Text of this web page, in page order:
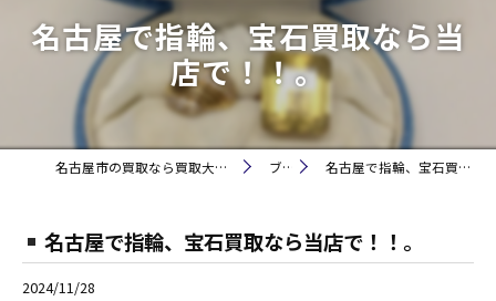
名古屋で指輪、宝石買取なら当
店で！！。
名古屋市の買取なら買取大吉 ミュープラット神宮前 ブログ 名古屋で指輪、宝石買取なら当店で！！。
名古屋で指輪、宝石買取なら当店で！！。
2024/11/28